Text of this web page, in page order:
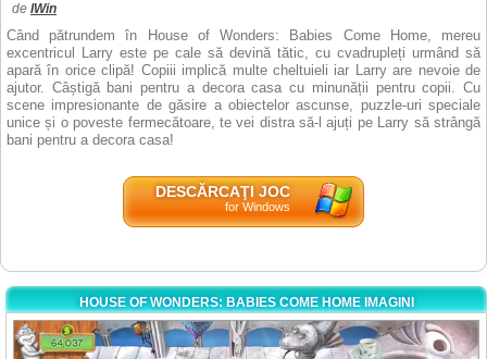
de IWin
Când pătrundem în House of Wonders: Babies Come Home, mereu
excentricul Larry este pe cale să devină tătic, cu cvadrupleți urmând să
apară în orice clipă! Copiii implică multe cheltuieli iar Larry are nevoie de
ajutor. Câștigă bani pentru a decora casa cu minunății pentru copii. Cu
scene impresionante de găsire a obiectelor ascunse, puzzle-uri speciale
unice și o poveste fermecătoare, te vei distra să-l ajuți pe Larry să strângă
bani pentru a decora casa!
DESCĂRCAŢI JOC
for Windows
HOUSE OF WONDERS: BABIES COME HOME IMAGINI